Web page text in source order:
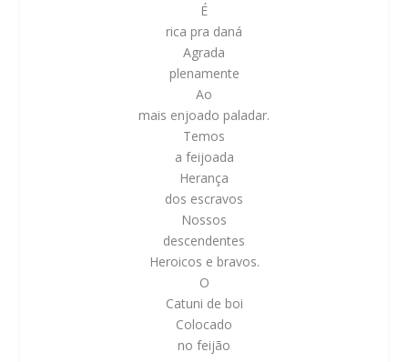
É
rica pra daná
Agrada
plenamente
Ao
mais enjoado paladar.
Temos
a feijoada
Herança
dos escravos
Nossos
descendentes
Heroicos e bravos.
O
Catuni de boi
Colocado
no feijão